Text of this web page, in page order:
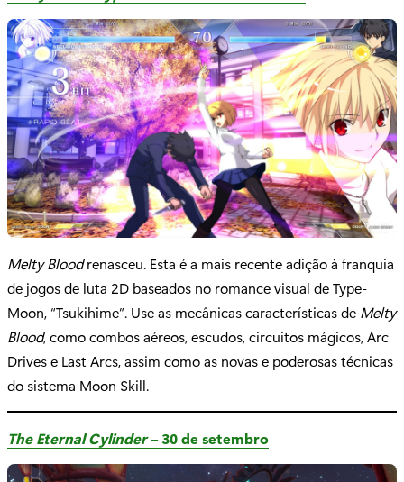
Melty Bloodrenasceu. Esta é a mais recente adição à franquia
de jogos de luta 2D baseados no romance visual de Type-
Moon, “Tsukihime”. Use as mecânicas características de Melty
Blood, como combos aéreos, escudos, circuitos mágicos, Arc
Drives e Last Arcs, assim como as novas e poderosas técnicas
do sistema Moon Skill.
The Eternal Cylinder– 30 de setembro